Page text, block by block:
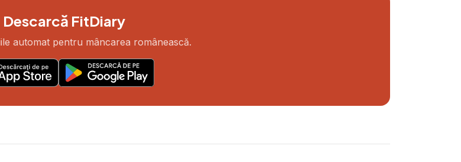
Descarcă FitDiary
automat pentru mâncarea românească.